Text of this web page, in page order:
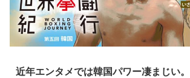
近年エンタメでは韓国パワー凄まじい